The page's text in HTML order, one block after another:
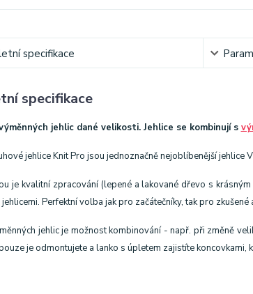
specifikace
specifikace
jehlic dané velikosti. Jehlice se kombinují s
jehlice Knit Pro jsou jednoznačně nejoblíbenější jehlice
je kvalitní zpracování (lepené a lakované dřevo s
Perfektní volba jak pro začátečníky, tak pro zkušené
jehlic je možnost kombinování - např. při změně
je odmontujete a lanko s úpletem zajistíte